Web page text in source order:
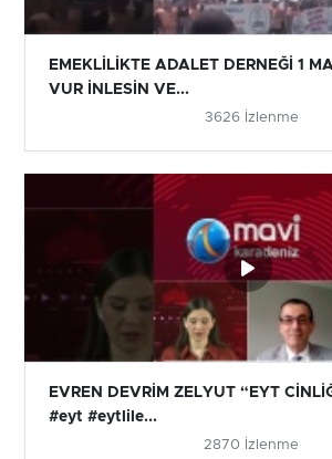
EMEKLİLİKTE ADALET DERNEĞİ 1
VUR İNLESİN VE...
3626 İzlenme
EVREN DEVRİM ZELYUT “EYT
#eyt #eytlile...
2870 İzlenme